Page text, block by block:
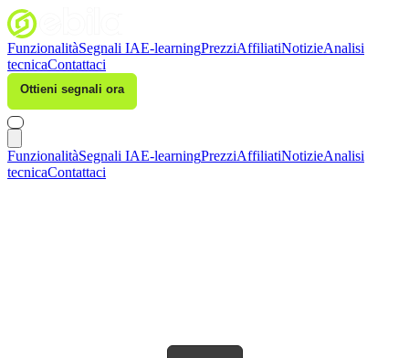
FunzionalitàSegnali IAE-learningPrezziAffiliatiNotizieAnalisi
tecnicaContattaci
Ottieni segnali ora
FunzionalitàSegnali IAE-learningPrezziAffiliatiNotizieAnalisi
tecnicaContattaci